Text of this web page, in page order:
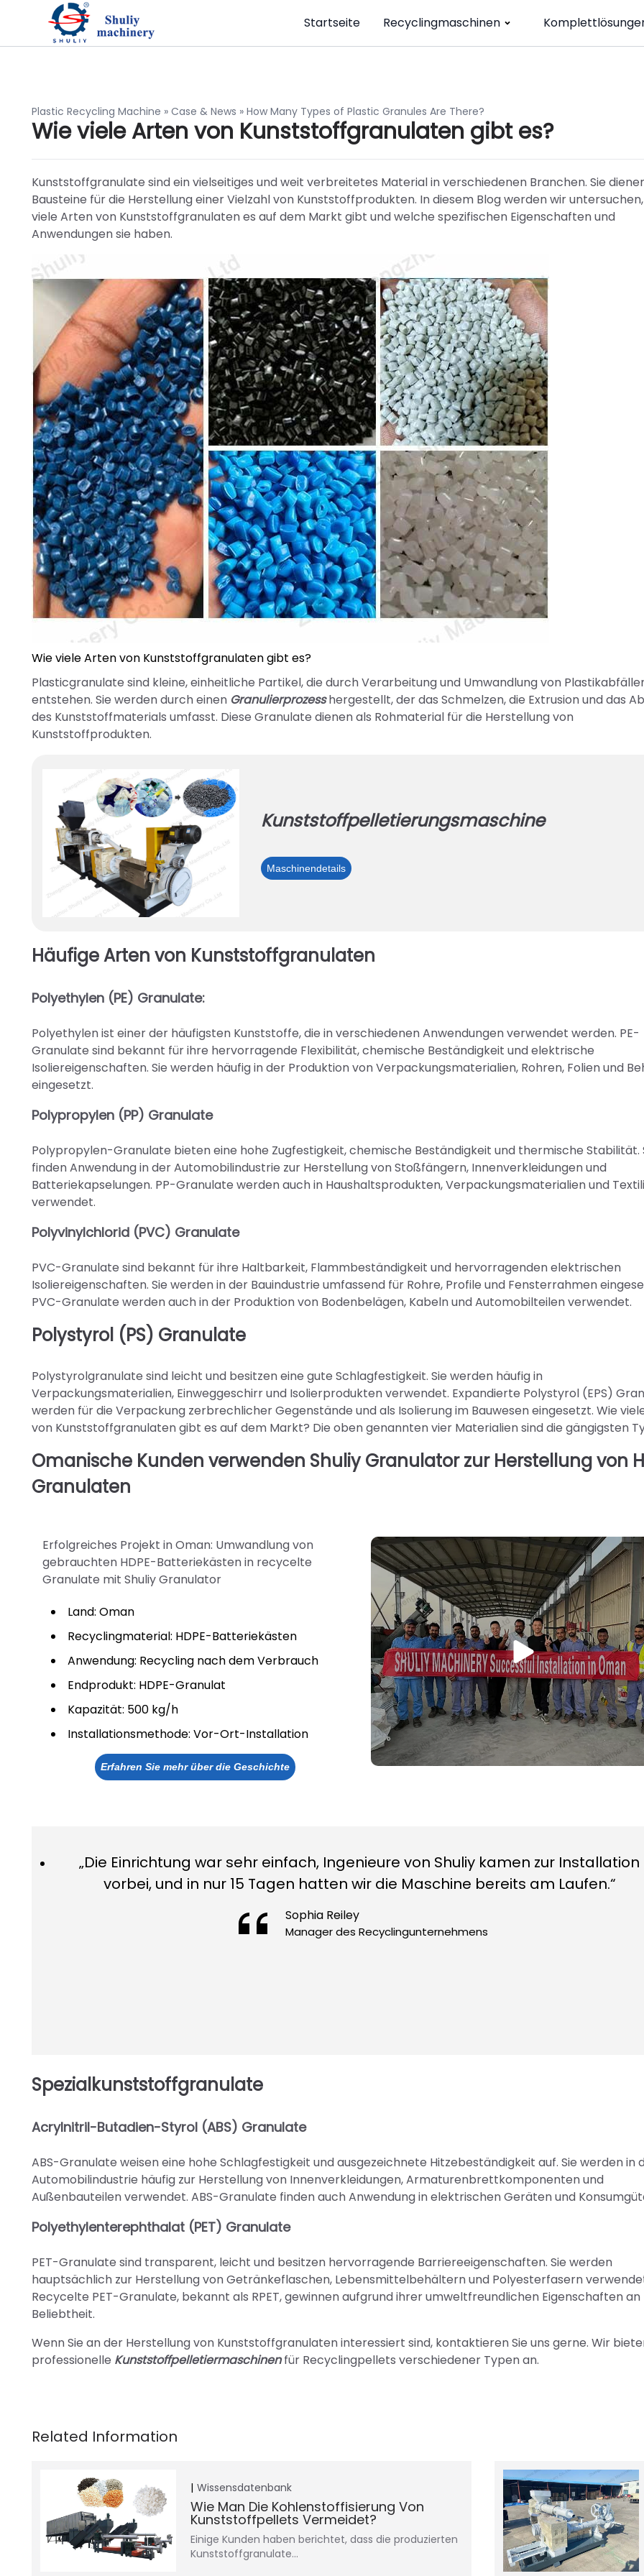
Startseite Recyclingmaschinen
Plastic Recycling Machine » Case & News » How Many Types of Plastic Granules Are There?
Wie viele Arten von Kunststoffgranulaten gibt es?
Kunststoffgranulate sind ein vielseitiges und weit verbreitetes Material in verschiedenen Branchen. Sie
Bausteine für die Herstellung einer Vielzahl von Kunststoffprodukten. In diesem Blog werden wir
viele Arten von Kunststoffgranulaten es auf dem Markt gibt und welche spezifischen Eigenschaften und
Anwendungen sie haben.
Wie viele Arten von Kunststoffgranulaten gibt es?
Plasticgranulate sind kleine, einheitliche Partikel, die durch Verarbeitung und Umwandlung von
entstehen. Sie werden durch einen Granulierprozesshergestellt, der das Schmelzen, die Extrusion und das
des Kunststoffmaterials umfasst. Diese Granulate dienen als Rohmaterial für die Herstellung von
Kunststoffprodukten.
Kunststoffpelletierungsmaschine
MaschinendetailsKunststoffpelletierungsmaschine
Häufige Arten von Kunststoffgranulaten
Polyethylen (PE) Granulate:
Polyethylen ist einer der häufigsten Kunststoffe, die in verschiedenen Anwendungen verwendet werden. PE-
Granulate sind bekannt für ihre hervorragende Flexibilität, chemische Beständigkeit und elektrische
Isoliereigenschaften. Sie werden häufig in der Produktion von Verpackungsmaterialien, Rohren, Folien und
eingesetzt.
Polypropylen (PP) Granulate
Polypropylen-Granulate bieten eine hohe Zugfestigkeit, chemische Beständigkeit und thermische Stabilität.
finden Anwendung in der Automobilindustrie zur Herstellung von Stoßfängern, Innenverkleidungen und
Batteriekapselungen. PP-Granulate werden auch in Haushaltsprodukten, Verpackungsmaterialien und
verwendet.
Polyvinylchlorid (PVC) Granulate
PVC-Granulate sind bekannt für ihre Haltbarkeit, Flammbeständigkeit und hervorragenden elektrischen
Isoliereigenschaften. Sie werden in der Bauindustrie umfassend für Rohre, Profile und Fensterrahmen
PVC-Granulate werden auch in der Produktion von Bodenbelägen, Kabeln und Automobilteilen verwendet.
Polystyrol (PS) Granulate
Polystyrolgranulate sind leicht und besitzen eine gute Schlagfestigkeit. Sie werden häufig in
Verpackungsmaterialien, Einweggeschirr und Isolierprodukten verwendet. Expandierte Polystyrol (EPS)
werden für die Verpackung zerbrechlicher Gegenstände und als Isolierung im Bauwesen eingesetzt. Wie
von Kunststoffgranulaten gibt es auf dem Markt? Die oben genannten vier Materialien sind die gängigsten
Omanische Kunden verwenden Shuliy Granulator zur Herstellung von
Granulaten
Erfolgreiches Projekt in Oman: Umwandlung von
gebrauchten HDPE-Batteriekästen in recycelte
Granulate mit Shuliy Granulator
Land: Oman
Recyclingmaterial: HDPE-Batteriekästen
Anwendung: Recycling nach dem Verbrauch
Endprodukt: HDPE-Granulat
Kapazität: 500 kg/h
Installationsmethode: Vor-Ort-Installation
Erfahren Sie mehr über die Geschichte
„Die Einrichtung war sehr einfach, Ingenieure von Shuliy kamen zur Installation
vorbei, und in nur 15 Tagen hatten wir die Maschine bereits am Laufen.“
Sophia Reiley
Manager des Recyclingunternehmens
Spezialkunststoffgranulate
Acrylnitril-Butadien-Styrol (ABS) Granulate
ABS-Granulate weisen eine hohe Schlagfestigkeit und ausgezeichnete Hitzebeständigkeit auf. Sie werden in
Automobilindustrie häufig zur Herstellung von Innenverkleidungen, Armaturenbrettkomponenten und
Außenbauteilen verwendet. ABS-Granulate finden auch Anwendung in elektrischen Geräten und
Polyethylenterephthalat (PET) Granulate
PET-Granulate sind transparent, leicht und besitzen hervorragende Barriereeigenschaften. Sie werden
hauptsächlich zur Herstellung von Getränkeflaschen, Lebensmittelbehältern und Polyesterfasern
Recycelte PET-Granulate, bekannt als RPET, gewinnen aufgrund ihrer umweltfreundlichen Eigenschaften an
Beliebtheit.
Wenn Sie an der Herstellung von Kunststoffgranulaten interessiert sind, kontaktieren Sie uns gerne. Wir
professionelle Kunststoffpelletiermaschinenfür Recyclingpellets verschiedener Typen an.
Wissensdatenbank
Wie Man Die Kohlenstoffisierung Von
Kunststoffpellets Vermeidet?
Einige Kunden haben berichtet, dass die produzierten
Kunststoffgranulate...